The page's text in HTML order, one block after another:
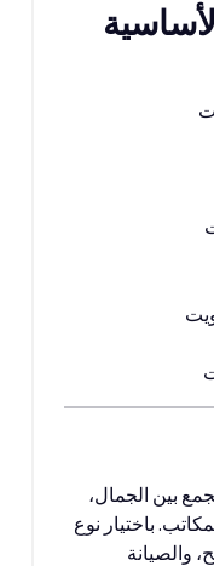
بين الجمال،
باختيار نوع
والصيانة